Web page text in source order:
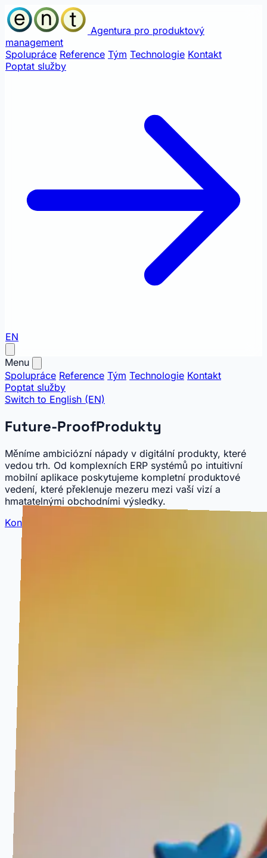
Agentura pro produktový
management
Spolupráce Reference Tým Technologie Kontakt
Poptat služby
EN
Menu
Spolupráce Reference Tým Technologie Kontakt
Poptat služby
Switch to English (EN)
Future-ProofProdukty
Měníme ambiciózní nápady v digitální produkty, které
vedou trh. Od komplexních ERP systémů po intuitivní
mobilní aplikace poskytujeme kompletní produktové
vedení, které překlenuje mezeru mezi vaší vizí a
hmatatelnými obchodními výsledky.
Kontaktovat